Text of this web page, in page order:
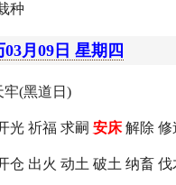
种
月09日 星期四
牢(黑道日)
光 祈福 求嗣 安床解除 修
仓 出火 动土 破土 纳畜 伐